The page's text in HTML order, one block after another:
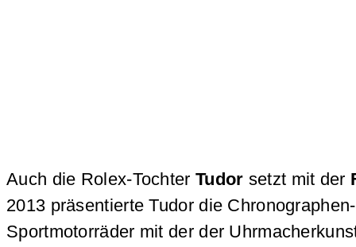
Auch die Rolex-Tochter Tudor setzt mit der
2013 präsentierte Tudor die
Sportmotorräder mit der der